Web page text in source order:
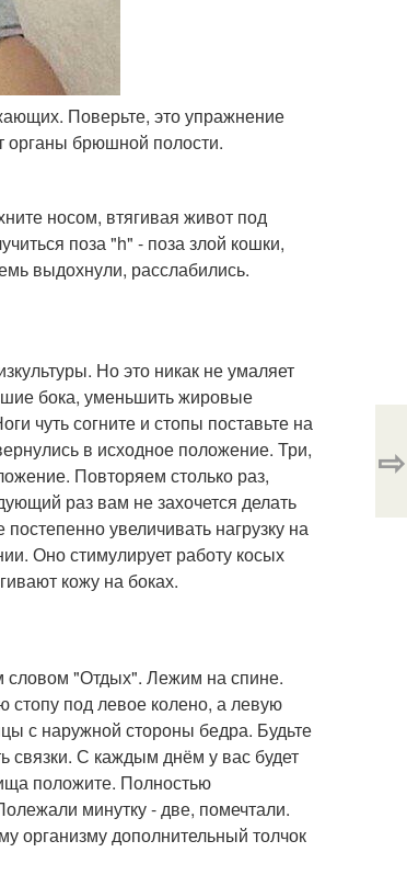
Поверьте, это упражнение
органы брюшной полости.
носом, втягивая живот под
поза "h" - поза злой кошки,
выдохнули, расслабились.
Но это никак не умаляет
бока, уменьшить жировые
чуть согните и стопы поставьте на
в исходное положение. Три,
Повторяем столько раз,
раз вам не захочется делать
увеличивать нагрузку на
Оно стимулирует работу косых
кожу на боках.
словом "Отдых". Лежим на спине.
стопу под левое колено, а левую
с наружной стороны бедра. Будьте
связки. С каждым днём у вас будет
положите. Полностью
минутку - две, помечтали.
организму дополнительный толчок
⇨